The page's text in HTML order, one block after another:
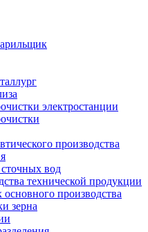
электростанции
производства
вод
технической продукции
основного производства
зерна